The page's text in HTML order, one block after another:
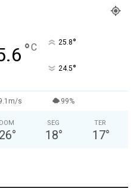
°C 25.8°
24.5°
s 99%
DOM
26°
SEG
18°
TER
17°